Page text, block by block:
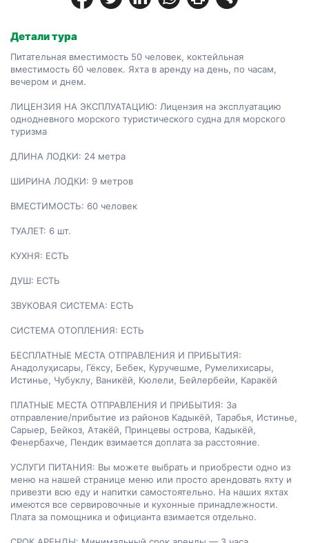
Детали тура
Питательная вместимость 50 человек, коктейльная
вместимость 60 человек. Яхта в аренду на день, по часам,
вечером и днем.
ЛИЦЕНЗИЯ НА ЭКСПЛУАТАЦИЮ: Лицензия на эксплуатацию
однодневного морского туристического судна для морского
туризма
ДЛИНА ЛОДКИ: 24 метра
ШИРИНА ЛОДКИ: 9 метров
ВМЕСТИМОСТЬ: 60 человек
ТУАЛЕТ: 6 шт.
КУХНЯ: ЕСТЬ
ДУШ: ЕСТЬ
ЗВУКОВАЯ СИСТЕМА: ЕСТЬ
СИСТЕМА ОТОПЛЕНИЯ: ЕСТЬ
БЕСПЛАТНЫЕ МЕСТА ОТПРАВЛЕНИЯ И ПРИБЫТИЯ:
Анадолуҳисары, Гёксу, Бебек, Куручешме, Румелихисары,
Истинье, Чубуклу, Ваникёй, Кюлели, Бейлербейи, Каракёй
ПЛАТНЫЕ МЕСТА ОТПРАВЛЕНИЯ И ПРИБЫТИЯ: За
отправление/прибытие из районов Кадыкёй, Тарабья, Истинье,
Сарыер, Бейкоз, Атакёй, Принцевы острова, Кадыкёй,
Фенербахче, Пендик взимается доплата за расстояние.
УСЛУГИ ПИТАНИЯ: Вы можете выбрать и приобрести одно из
меню на нашей странице меню или просто арендовать яхту и
привезти всю еду и напитки самостоятельно. На наших яхтах
имеются все сервировочные и кухонные принадлежности.
Плата за помощника и официанта взимается отдельно.